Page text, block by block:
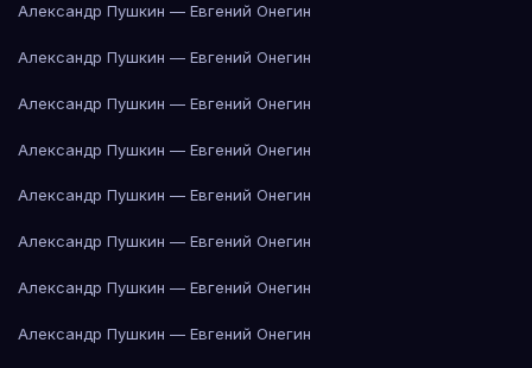
Александр Пушкин — Евгений Онегин
Александр Пушкин — Евгений Онегин
Александр Пушкин — Евгений Онегин
Александр Пушкин — Евгений Онегин
Александр Пушкин — Евгений Онегин
Александр Пушкин — Евгений Онегин
Александр Пушкин — Евгений Онегин
Александр Пушкин — Евгений Онегин